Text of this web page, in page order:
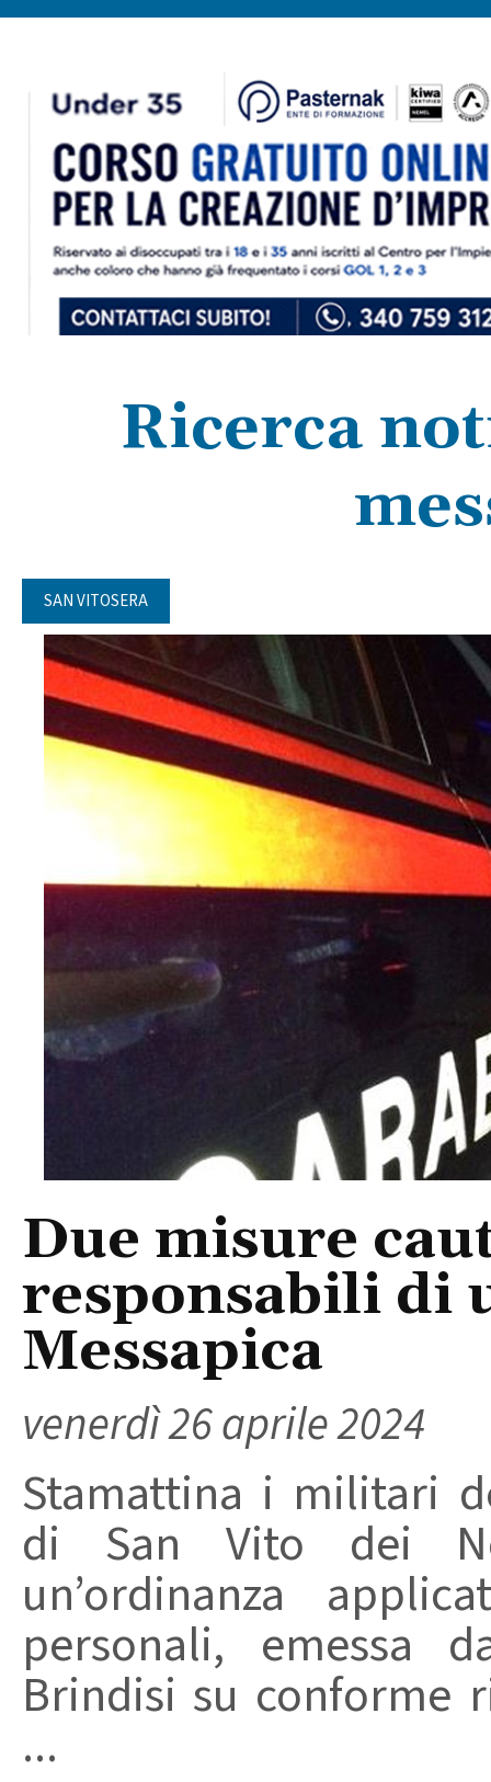
Ricerca
SAN VITOSERA
Due misure
responsabili di
Messapica
venerdì 26 aprile 2024
Stamattina i militari
di San Vito dei
un’ordinanza
personali, emessa
Brindisi su conforme
...